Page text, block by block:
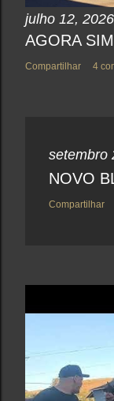
julho 12, 2026
AGORA
Compartilhar 4
setembro
NOVO
Compartilhar